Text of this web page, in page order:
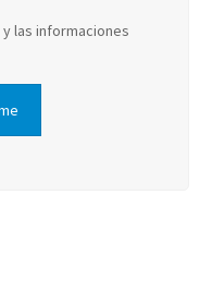
las informaciones